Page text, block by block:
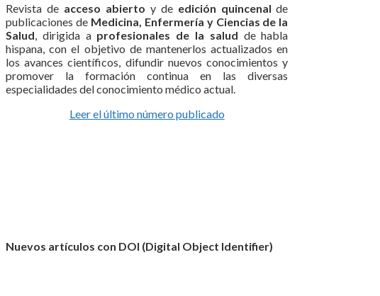
Revista de acceso abierto y de edición quincenal de
publicaciones de Medicina, Enfermería y Ciencias de la
Salud, dirigida a profesionales de la salud de habla
hispana, con el objetivo de mantenerlos actualizados en
los avances científicos, difundir nuevos conocimientos y
promover la formación continua en las diversas
especialidades del conocimiento médico actual.
Leer el último número publicado
Nuevos artículos con DOI (Digital Object Identifier)